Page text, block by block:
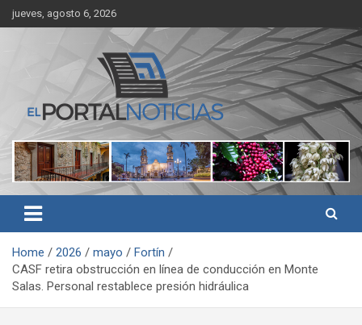
Skip
to
jueves, agosto 6, 2026
El Portal Noticias
Noticias de Córdoba, Veracruz y al región
Home 2026 mayo
Fortín
CASF retira obstrucción en línea de conducción en Monte
Salas. Personal restablece presión hidráulica